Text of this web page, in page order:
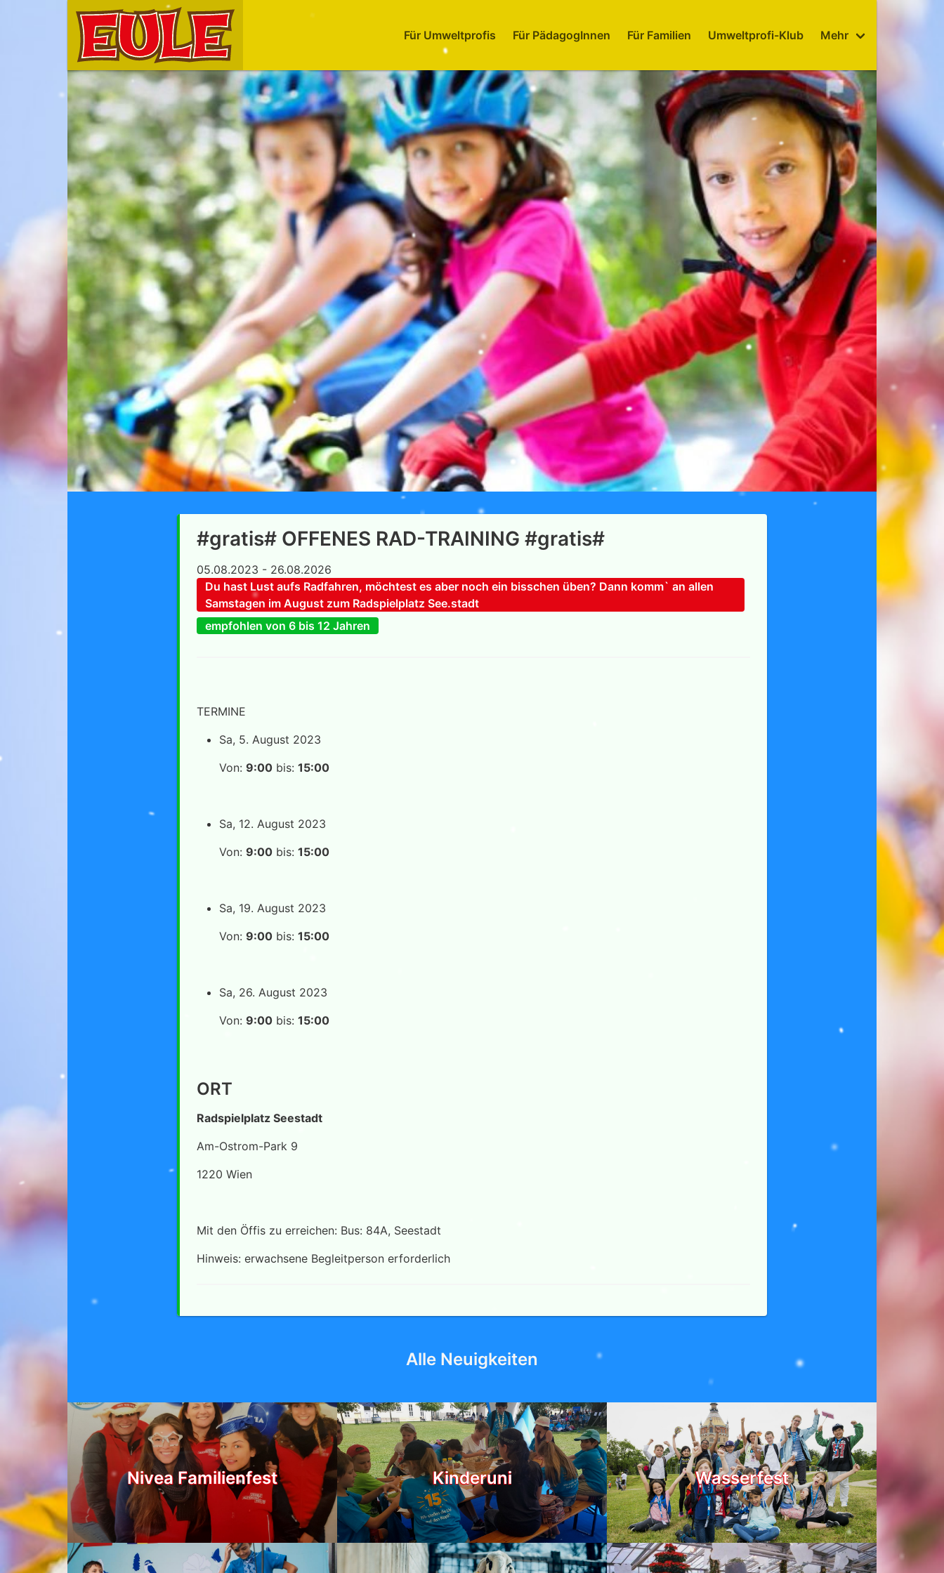
Für Umweltprofis Für PädagogInnen Für Familien Umweltprofi-Klub Mehr
#gratis# OFFENES RAD-TRAINING #gratis#
05.08.2023 - 26.08.2026
Du hast Lust aufs Radfahren, möchtest es aber noch ein bisschen üben? Dann komm` an allen
Samstagen im August zum Radspielplatz See.stadt
empfohlen von 6 bis 12 Jahren
TERMINE
Sa, 5. August 2023
Von: 9:00 bis: 15:00
Sa, 12. August 2023
Von: 9:00 bis: 15:00
Sa, 19. August 2023
Von: 9:00 bis: 15:00
Sa, 26. August 2023
Von: 9:00 bis: 15:00
ORT
Radspielplatz Seestadt
Am-Ostrom-Park 9
1220 Wien
Mit den Öffis zu erreichen: Bus: 84A, Seestadt
Hinweis: erwachsene Begleitperson erforderlich
Alle Neuigkeiten
Nivea Familienfest Kinderuni Wasserfest